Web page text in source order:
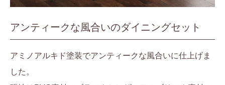
アンティークな風合いのダイニングセット
アミノアルキド塗装でアンティークな風合いに仕上げま
した。